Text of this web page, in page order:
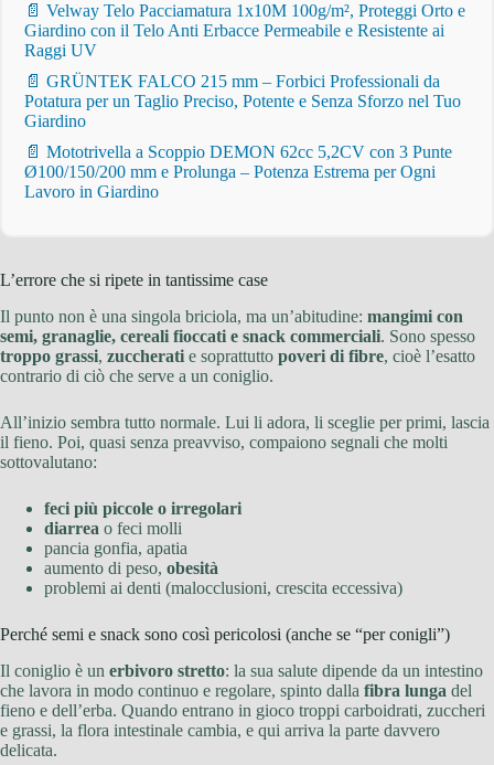
📄 Velway Telo Pacciamatura 1x10M 100g/m², Proteggi Orto e
Giardino con il Telo Anti Erbacce Permeabile e Resistente ai
Raggi UV
📄 GRÜNTEK FALCO 215 mm – Forbici Professionali da
Potatura per un Taglio Preciso, Potente e Senza Sforzo nel Tuo
Giardino
📄 Mototrivella a Scoppio DEMON 62cc 5,2CV con 3 Punte
Ø100/150/200 mm e Prolunga – Potenza Estrema per Ogni
Lavoro in Giardino
L’errore che si ripete in tantissime case
Il punto non è una singola briciola, ma un’abitudine: mangimi con
semi, granaglie, cereali fioccati e snack commerciali. Sono spesso
troppo grassi, zuccherati e soprattutto poveri di fibre, cioè l’esatto
contrario di ciò che serve a un coniglio.
All’inizio sembra tutto normale. Lui li adora, li sceglie per primi, lascia
il fieno. Poi, quasi senza preavviso, compaiono segnali che molti
sottovalutano:
feci più piccole o irregolari
diarrea o feci molli
pancia gonfia, apatia
aumento di peso, obesità
problemi ai denti (malocclusioni, crescita eccessiva)
Perché semi e snack sono così pericolosi (anche se “per conigli”)
Il coniglio è un erbivoro stretto: la sua salute dipende da un intestino
che lavora in modo continuo e regolare, spinto dalla fibra lunga del
fieno e dell’erba. Quando entrano in gioco troppi carboidrati, zuccheri
e grassi, la flora intestinale cambia, e qui arriva la parte davvero
delicata.